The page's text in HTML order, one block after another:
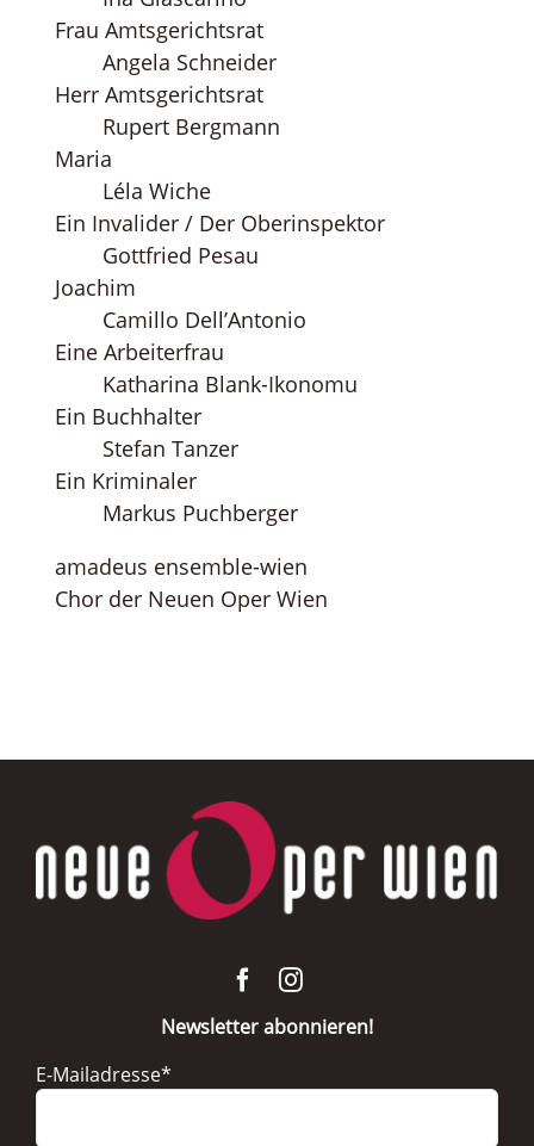
Frau Amtsgerichtsrat
Angela Schneider
Herr Amtsgerichtsrat
Rupert Bergmann
Maria
Léla Wiche
Ein Invalider / Der Oberinspektor
Gottfried Pesau
Joachim
Camillo Dell’Antonio
Eine Arbeiterfrau
Katharina Blank-Ikonomu
Ein Buchhalter
Stefan Tanzer
Ein Kriminaler
Markus Puchberger
amadeus ensemble-wien
Chor der Neuen Oper Wien
Newsletter abonnieren!
E-Mailadresse*